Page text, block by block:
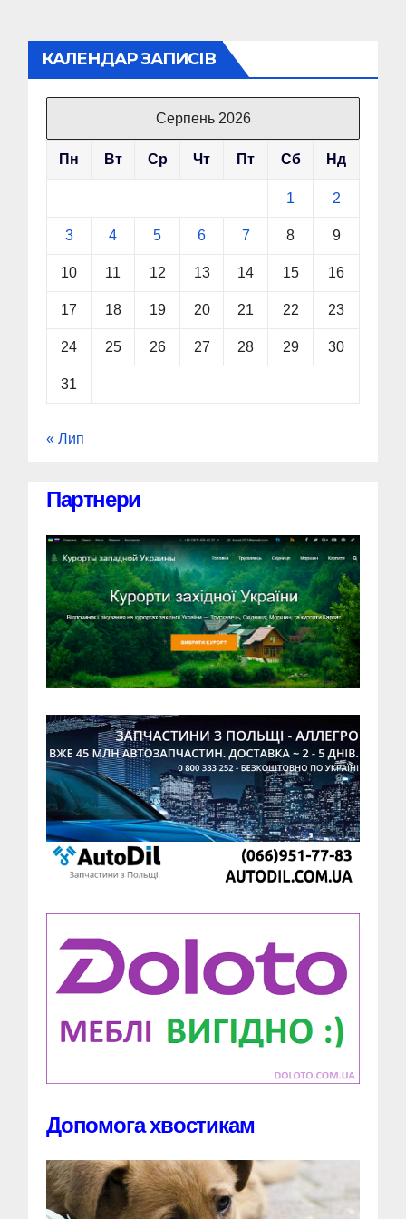
КАЛЕНДАР ЗАПИСІВ
Серпень 2026
Пн Вт Ср Чт Пт Сб Нд
1 2
3 4 5 6 7 8 9
10 11 12 13 14 15 16
17 18 19 20 21 22 23
24 25 26 27 28 29 30
31
« Лип
Партнери
Допомога хвостикам